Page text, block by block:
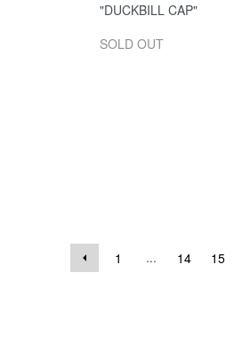
"DUCKBILL CAP"
SOLD OUT
1 ... 14 15